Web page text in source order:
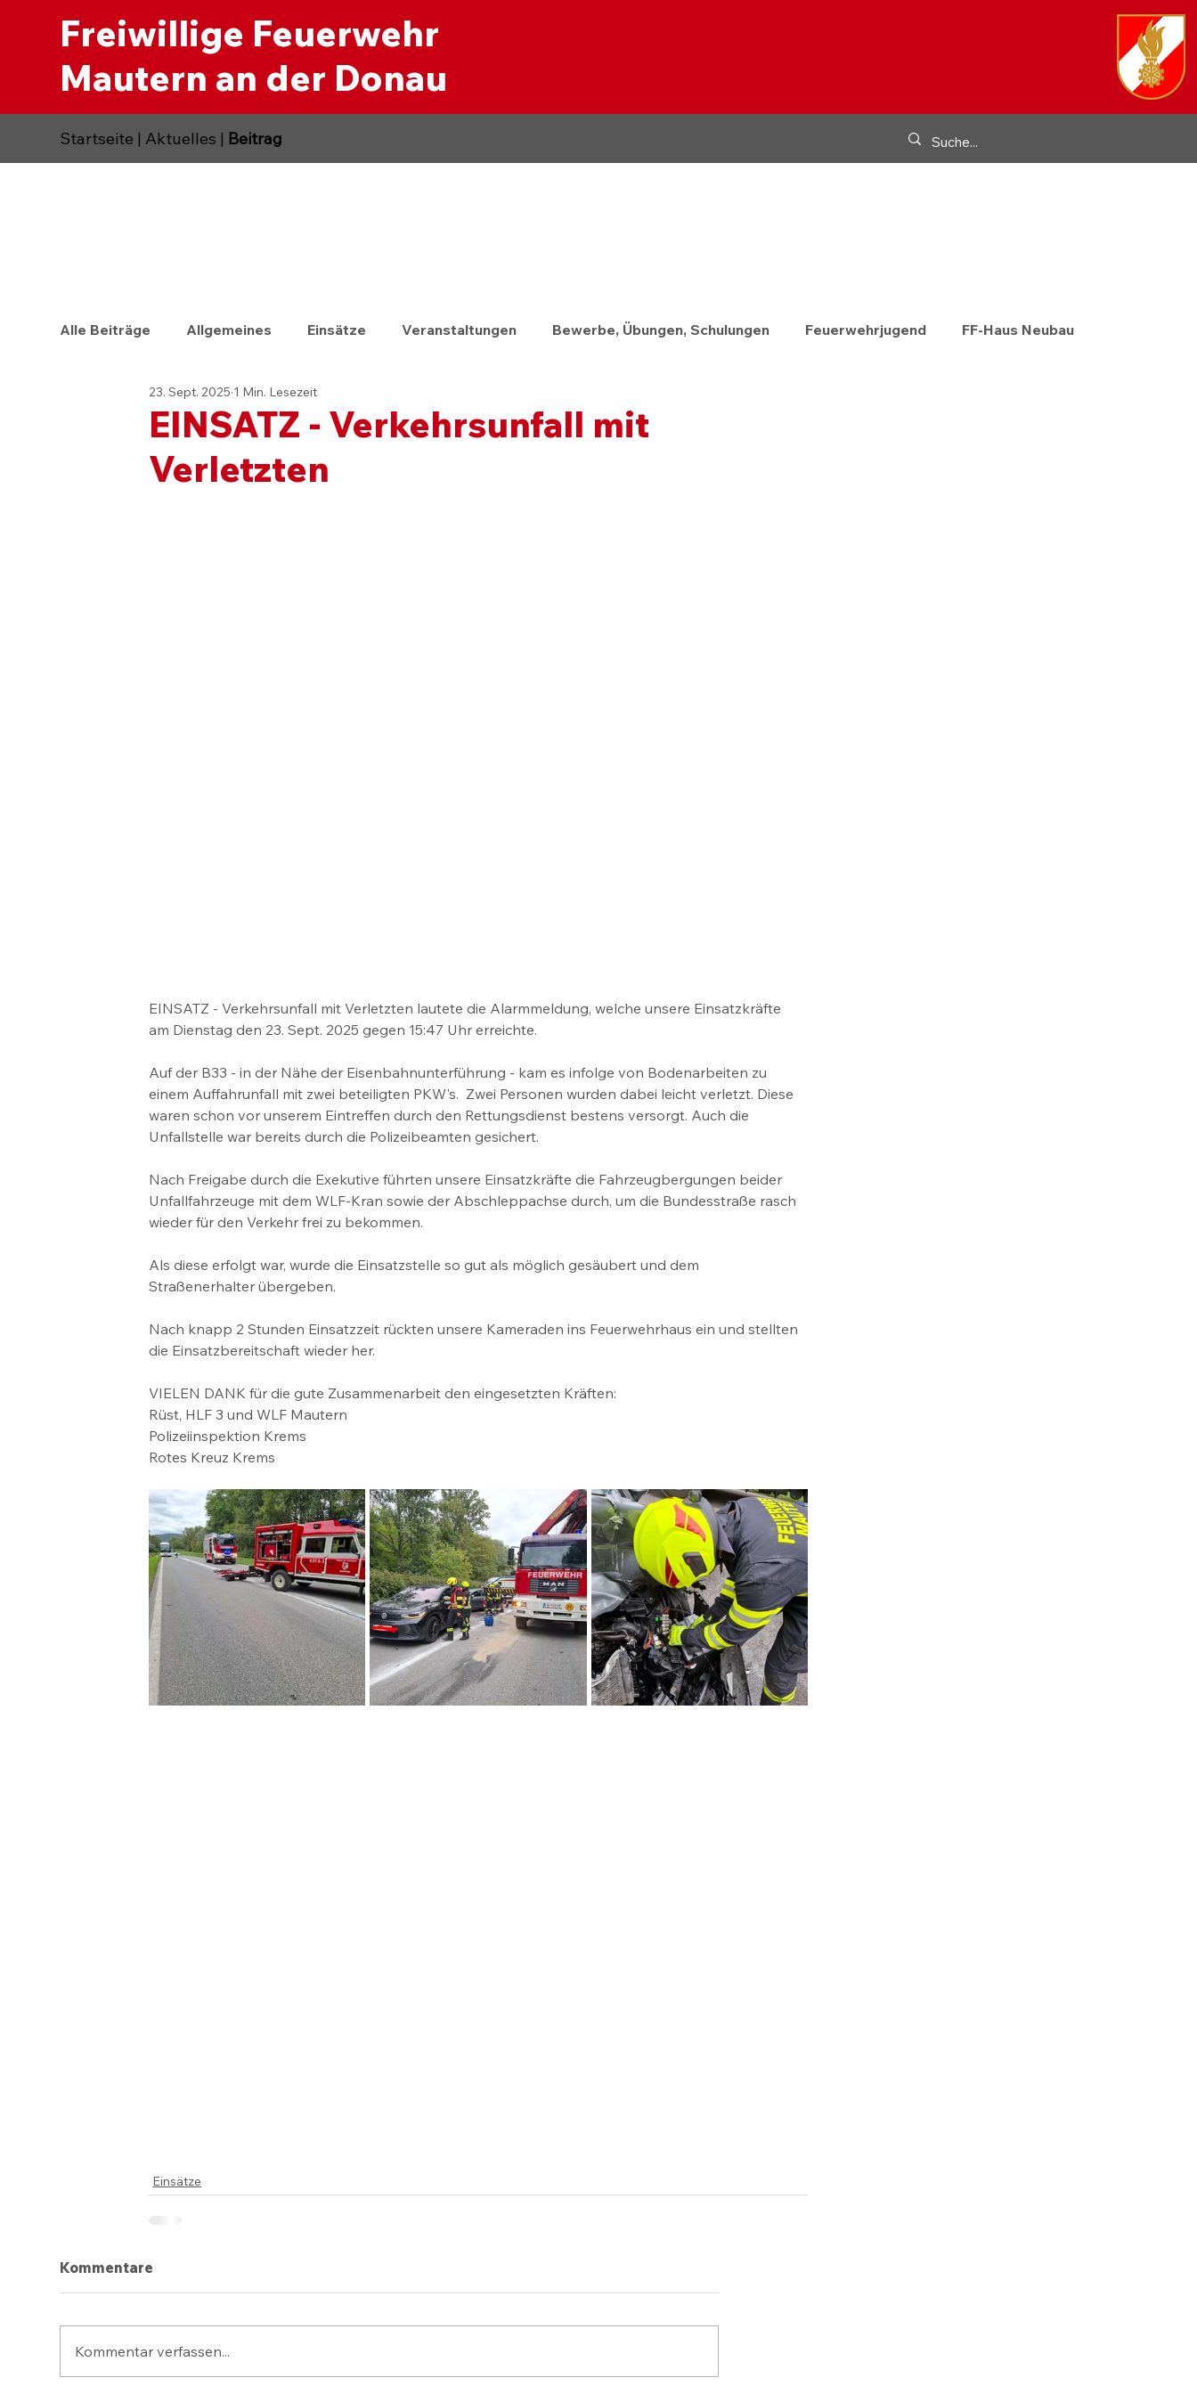
Freiwillige Feuerwehr
Mautern an der Donau
Alle Beiträge Allgemeines Einsätze Veranstaltungen Bewerbe, Übungen, Schulungen Feuerwehrjugend FF-Haus Neubau
EINSATZ - Verkehrsunfall mit
Verletzten
23. Sept. 2025 1 Min. Lesezeit
EINSATZ - Verkehrsunfall mit Verletzten lautete die Alarmmeldung, welche unsere Einsatzkräfte
am Dienstag den 23. Sept. 2025 gegen 15:47 Uhr erreichte.
Auf der B33 - in der Nähe der Eisenbahnunterführung - kam es infolge von Bodenarbeiten zu
einem Auffahrunfall mit zwei beteiligten PKW's.  Zwei Personen wurden dabei leicht verletzt. Diese
waren schon vor unserem Eintreffen durch den Rettungsdienst bestens versorgt. Auch die
Unfallstelle war bereits durch die Polizeibeamten gesichert.
Nach Freigabe durch die Exekutive führten unsere Einsatzkräfte die Fahrzeugbergungen beider
Unfallfahrzeuge mit dem WLF-Kran sowie der Abschleppachse durch, um die Bundesstraße rasch
wieder für den Verkehr frei zu bekommen.
Als diese erfolgt war, wurde die Einsatzstelle so gut als möglich gesäubert und dem
Straßenerhalter übergeben.
Nach knapp 2 Stunden Einsatzzeit rückten unsere Kameraden ins Feuerwehrhaus ein und stellten
die Einsatzbereitschaft wieder her.
VIELEN DANK für die gute Zusammenarbeit den eingesetzten Kräften:
Rüst, HLF 3 und WLF Mautern
Polizeiinspektion Krems
Rotes Kreuz Krems
Einsätze
Kommentare
Kommentar verfassen...
Startseite | Aktuelles | Beitrag